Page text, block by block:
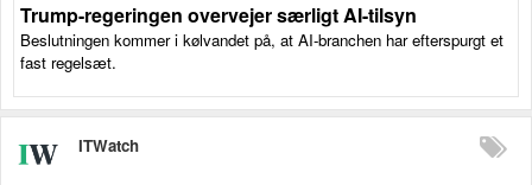
Trump-regeringen overvejer særligt AI-tilsyn
Beslutningen kommer i kølvandet på, at AI-branchen har efterspurgt et
fast regelsæt.
ITWatch